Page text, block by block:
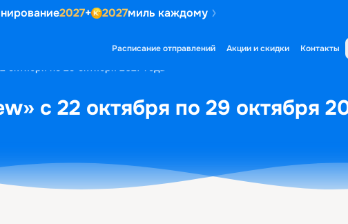
2027+ 2027миль каждому
Расписание отправлений Акции и скидки Контакты
октября по 29 октября 2027 года
с 22 октября по 29 октября